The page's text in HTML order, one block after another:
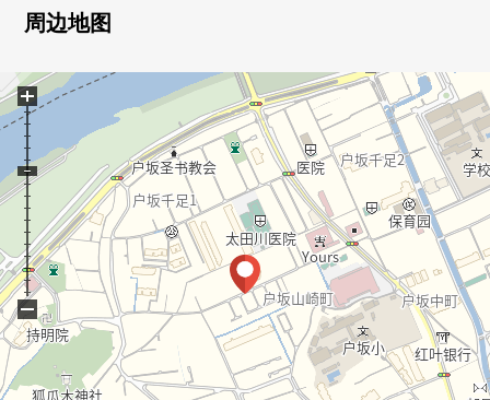
知道是否最好开始什么。
・因为剩下自己的家的住宅贷款所以想谈无勉强的资金计
划。
同顾客的情形相适应，合计，从住在的买房到出售，支
首先，在免费热线，请命令拥有房地产的概要。
※也承受关于南区、东区、府中町以外的房地产的出售的
需讨论。
(因为有不能够办理的居住地所以请谅解)
"免费评估的申请"
免费热线0120-545-321
周边地图
+
−